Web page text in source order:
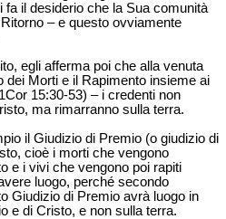
fa il desiderio che la Sua comunità
– e questo ovviamente
egli afferma poi che alla venuta
dei Morti e il Rapimento insieme ai
15:30-53) – i credenti non
ma rimarranno sulla terra.
il Giudizio di Premio (o giudizio di
cioè i morti che vengono
e i vivi che vengono poi rapiti
luogo, perché secondo
Giudizio di Premio avrà luogo in
e di Cristo, e non sulla terra.